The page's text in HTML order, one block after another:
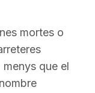
mortes o
menys que el